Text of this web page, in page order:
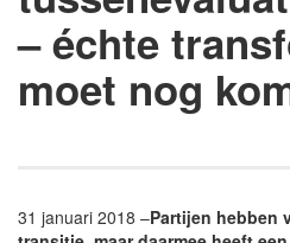
– échte
moet nog
31 januari 2018 –Partijen hebben